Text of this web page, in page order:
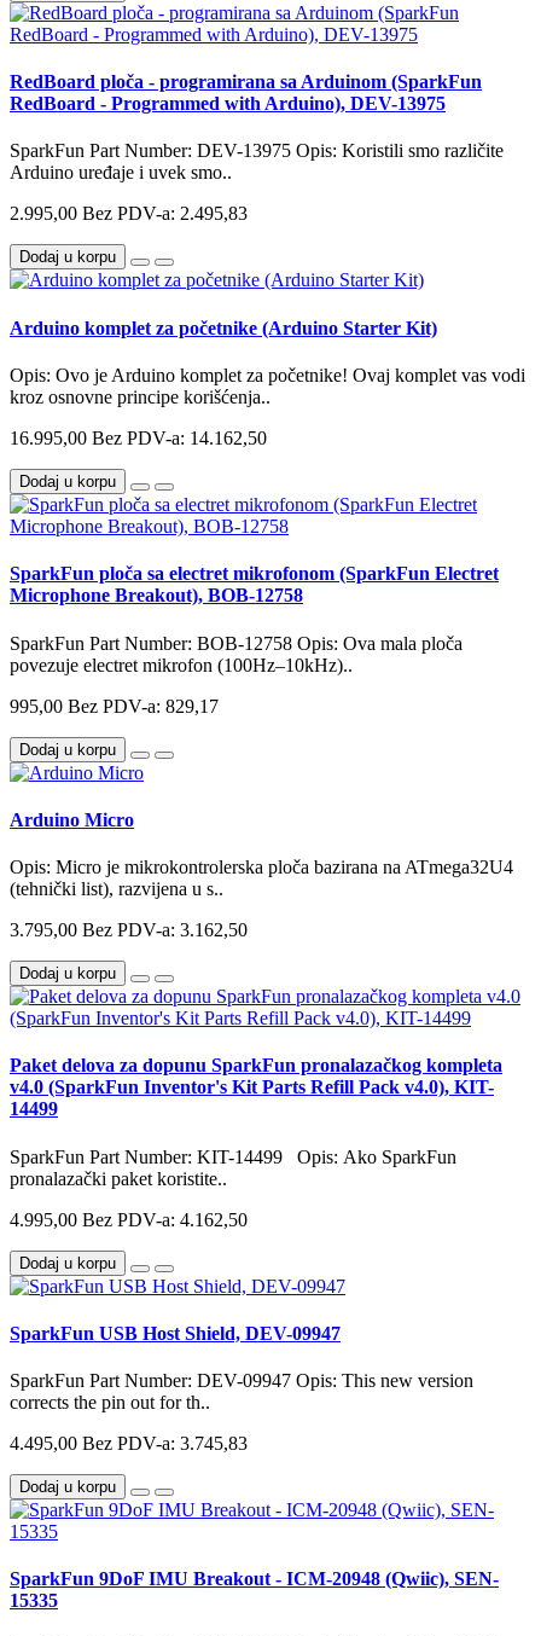
RedBoard ploča - programirana sa Arduinom (SparkFun
RedBoard - Programmed with Arduino), DEV-13975
SparkFun Part Number: DEV-13975 Opis: Koristili smo različite
Arduino uređaje i uvek smo..
2.995,00 Bez PDV-a: 2.495,83
Dodaj u korpu
Arduino komplet za početnike (Arduino Starter Kit)
Opis: Ovo je Arduino komplet za početnike! Ovaj komplet vas vodi
kroz osnovne principe korišćenja..
16.995,00 Bez PDV-a: 14.162,50
Dodaj u korpu
SparkFun ploča sa electret mikrofonom (SparkFun Electret
Microphone Breakout), BOB-12758
SparkFun Part Number: BOB-12758 Opis: Ova mala ploča
povezuje electret mikrofon (100Hz–10kHz)..
995,00 Bez PDV-a: 829,17
Dodaj u korpu
Arduino Micro
Opis: Micro je mikrokontrolerska ploča bazirana na ATmega32U4
(tehnički list), razvijena u s..
3.795,00 Bez PDV-a: 3.162,50
Dodaj u korpu
Paket delova za dopunu SparkFun pronalazačkog kompleta
v4.0 (SparkFun Inventor's Kit Parts Refill Pack v4.0), KIT-
14499
SparkFun Part Number: KIT-14499 Opis: Ako SparkFun
pronalazački paket koristite..
4.995,00 Bez PDV-a: 4.162,50
Dodaj u korpu
SparkFun USB Host Shield, DEV-09947
SparkFun Part Number: DEV-09947 Opis: This new version
corrects the pin out for th..
4.495,00 Bez PDV-a: 3.745,83
Dodaj u korpu
SparkFun 9DoF IMU Breakout - ICM-20948 (Qwiic), SEN-
15335